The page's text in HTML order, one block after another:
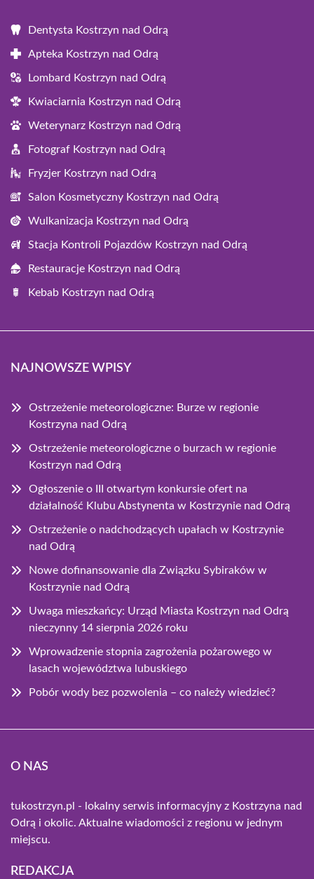
Dentysta Kostrzyn nad Odrą
Apteka Kostrzyn nad Odrą
Lombard Kostrzyn nad Odrą
Kwiaciarnia Kostrzyn nad Odrą
Weterynarz Kostrzyn nad Odrą
Fotograf Kostrzyn nad Odrą
Fryzjer Kostrzyn nad Odrą
Salon Kosmetyczny Kostrzyn nad Odrą
Wulkanizacja Kostrzyn nad Odrą
Stacja Kontroli Pojazdów Kostrzyn nad Odrą
Restauracje Kostrzyn nad Odrą
Kebab Kostrzyn nad Odrą
NAJNOWSZE WPISY
Ostrzeżenie meteorologiczne: Burze w regionie
Kostrzyna nad Odrą
Ostrzeżenie meteorologiczne o burzach w regionie
Kostrzyn nad Odrą
Ogłoszenie o III otwartym konkursie ofert na
działalność Klubu Abstynenta w Kostrzynie nad Odrą
Ostrzeżenie o nadchodzących upałach w Kostrzynie
nad Odrą
Nowe dofinansowanie dla Związku Sybiraków w
Kostrzynie nad Odrą
Uwaga mieszkańcy: Urząd Miasta Kostrzyn nad Odrą
nieczynny 14 sierpnia 2026 roku
Wprowadzenie stopnia zagrożenia pożarowego w
lasach województwa lubuskiego
Pobór wody bez pozwolenia – co należy wiedzieć?
O NAS
tukostrzyn.pl - lokalny serwis informacyjny z Kostrzyna nad
Odrą i okolic. Aktualne wiadomości z regionu w jednym
miejscu.
REDAKCJA